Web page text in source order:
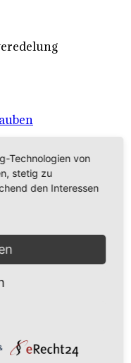
Technologien von
stetig zu
den Interessen